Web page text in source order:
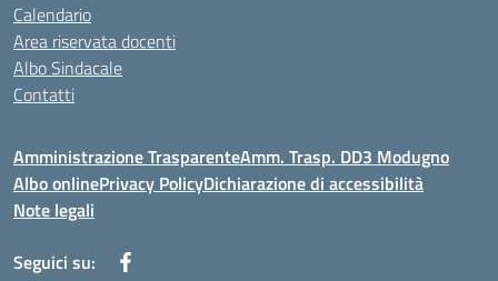
Calendario
Area riservata docenti
Albo Sindacale
Contatti
Amministrazione TrasparenteAmm. Trasp. DD3 Modugno
Albo onlinePrivacy PolicyDichiarazione di accessibilità
Note legali
Seguici su: